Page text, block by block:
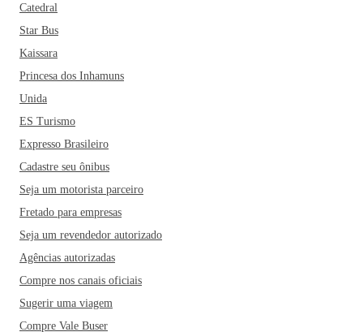
Catedral
Star Bus
Kaissara
Princesa dos Inhamuns
Unida
ES Turismo
Expresso Brasileiro
Cadastre seu ônibus
Seja um motorista parceiro
Fretado para empresas
Seja um revendedor autorizado
Agências autorizadas
Compre nos canais oficiais
Sugerir uma viagem
Compre Vale Buser